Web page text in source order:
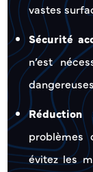
vastes
Sécurité
n’est
problèmes
évitez les